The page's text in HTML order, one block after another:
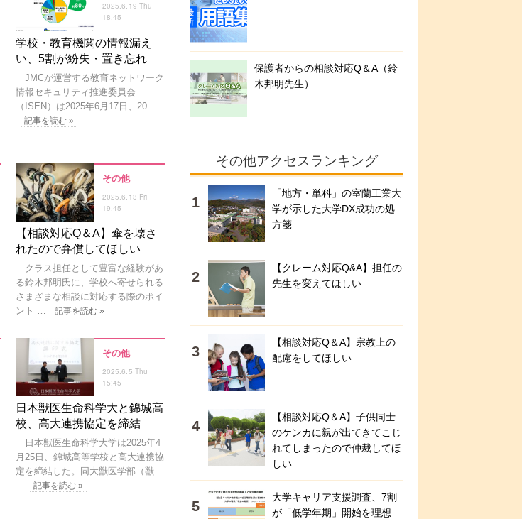
2025.6.19 Thu
18:45
学校・教育機関の情報漏え
い、5割が紛失・置き忘れ
JMCが運営する教育ネットワーク
情報セキュリティ推進委員会
（ISEN）は2025年6月17日、20 …
記事を読む »
その他
2025.6.13 Fri
19:45
【相談対応Q＆A】傘を壊さ
れたので弁償してほしい
クラス担任として豊富な経験があ
る鈴木邦明氏に、学校へ寄せられる
さまざまな相談に対応する際のポイ
ント …
記事を読む »
その他
2025.6.5 Thu
15:45
日本獣医生命科学大と錦城高
校、高大連携協定を締結
日本獣医生命科学大学は2025年4
月25日、錦城高等学校と高大連携協
定を締結した。同大獣医学部（獣
記事を読む »
保護者からの相談対応Q＆A（鈴
木邦明先生）
その他アクセスランキング
「地方・単科」の室蘭工業大
学が示した大学DX成功の処
方箋
【クレーム対応Q&A】担任の
先生を変えてほしい
【相談対応Q＆A】宗教上の
配慮をしてほしい
【相談対応Q＆A】子供同士
のケンカに親が出てきてこじ
れてしまったので仲裁してほ
しい
大学キャリア支援調査、7割
が「低学年期」開始を理想